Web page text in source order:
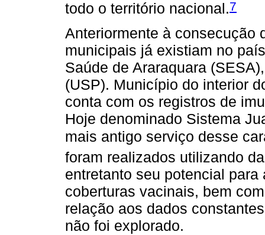
todo o território nacional.7
Anteriormente à consecução
municipais já existiam no
Saúde de Araraquara
(USP). Município do interior
conta com os registros de
Hoje denominado Sistema
mais antigo serviço desse
foram realizados utilizando
entretanto seu potencial
coberturas vacinais, bem
relação aos dados
não foi explorado.